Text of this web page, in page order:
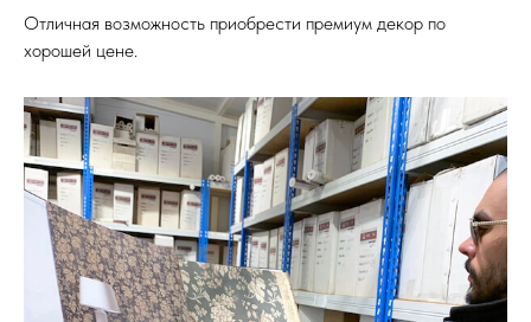
Отличная возможность приобрести премиум декор по
хорошей цене.